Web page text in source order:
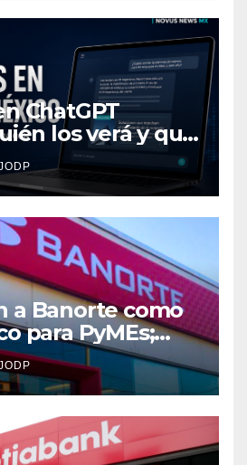
ChatGPT
los verá y qué
a Banorte como
para PyMEs;
del mercado